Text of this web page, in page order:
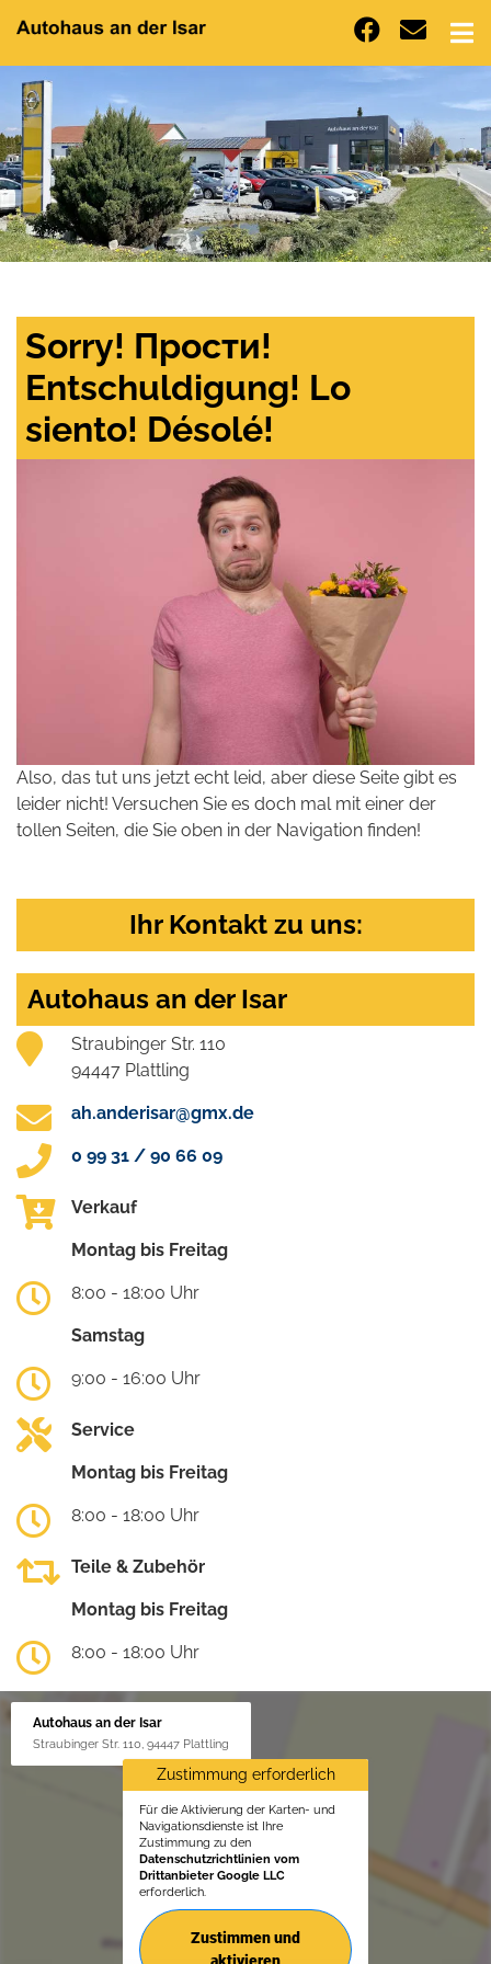
Sorry! Прости!
Entschuldigung! Lo
siento! Désolé!
Also, das tut uns jetzt echt leid, aber diese Seite gibt es
leider nicht! Versuchen Sie es doch mal mit einer der
tollen Seiten, die Sie oben in der Navigation finden!
Ihr Kontakt zu uns:
Autohaus an der Isar
Straubinger Str. 110
94447 Plattling
ah.anderisar@gmx.de
0 99 31 / 90 66 09
Verkauf
Montag bis Freitag
8:00 - 18:00 Uhr
Samstag
9:00 - 16:00 Uhr
Service
Montag bis Freitag
8:00 - 18:00 Uhr
Teile & Zubehör
Montag bis Freitag
8:00 - 18:00 Uhr
Autohaus an der Isar
Straubinger Str. 110, 94447 Plattling
Zustimmung erforderlich
Für die Aktivierung der Karten- und
Navigationsdienste ist Ihre
Zustimmung zu den
Datenschutzrichtlinien vom
Drittanbieter Google LLC
erforderlich.
Zustimmen und